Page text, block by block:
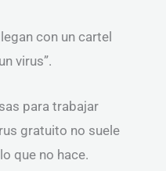
con un cartel
virus”.
para trabajar
gratuito no suele
que no hace.